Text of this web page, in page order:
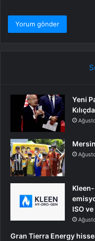
Yeni
ISO
Gran Tierra Energy